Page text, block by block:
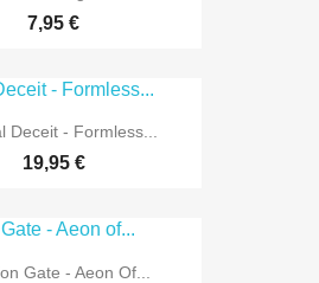
7,95 €
Deceit - Formless...
19,95 €
Gate - Aeon Of...